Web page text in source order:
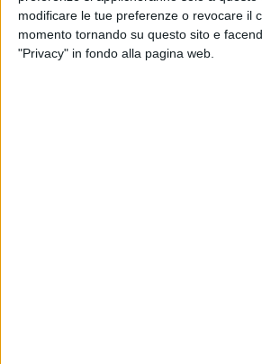
modificare le tue preferenze o revocare il
momento tornando su questo sito e
"Privacy" in fondo alla pagina web.
come me amava i Beatles e Rolling